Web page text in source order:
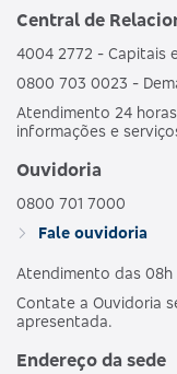
Central de
4004 2772 - Capitais
0800 703 0023 -
Atendimento 24
informações e
Ouvidoria
0800 701 7000
Fale ouvidoria
Atendimento das 08h
Contate a Ouvidoria
apresentada.
Endereço da sede